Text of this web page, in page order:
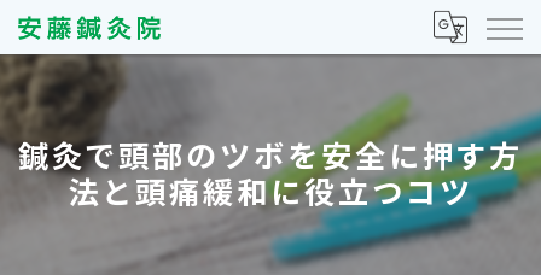
鍼灸で頭部のツボを安全に押す方
法と頭痛緩和に役立つコツ